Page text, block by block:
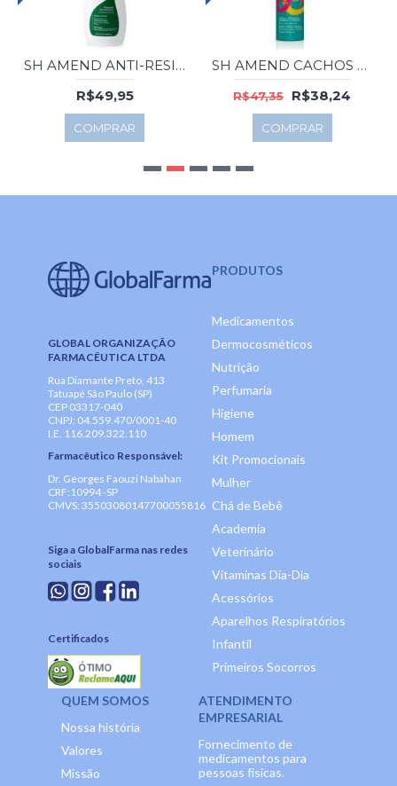
SH AMEND ANTI-RESIDUO 275ML
R$49,95
COMPRAR
SH AMEND CACHOS 250ML
R$47,35 R$38,24
COMPRAR
GLOBAL ORGANIZAÇÃO
FARMACÊUTICA LTDA
Rua Diamante Preto, 413
Tatuapé São Paulo (SP)
CEP 03317-040
CNPJ: 04.559.470/0001-40
I.E. 116.209.322.110
Farmacêutico Responsável:
Dr. Georges Faouzi Nabahan
CRF:10994 -SP
CMVS: 35503080147700055816
Siga a GlobalFarma nas redes
sociais
Certificados
PRODUTOS
Medicamentos
Dermocosméticos
Nutrição
Perfumaria
Higiene
Homem
Kit Promocionais
Mulher
Chá de Bebê
Academia
Veterinário
Vitaminas Dia-Dia
Acessórios
Aparelhos Respiratórios
Infantil
Primeiros Socorros
QUEM SOMOS
Nossa história
Valores
Missão
ATENDIMENTO
EMPRESARIAL
Fornecimento de
medicamentos para
pessoas físicas.